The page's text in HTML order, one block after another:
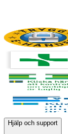
Hjälp och support